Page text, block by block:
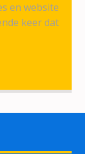
en website
keer dat